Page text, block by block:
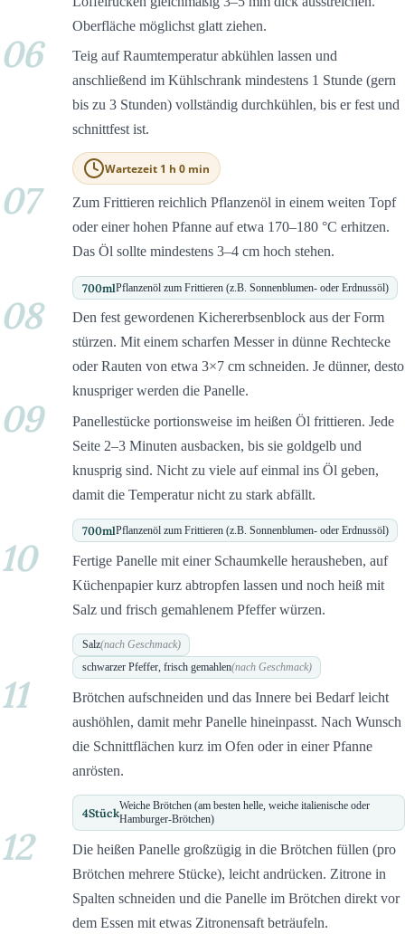
Oberfläche möglichst glatt ziehen.
06
Teig auf Raumtemperatur abkühlen lassen und
anschließend im Kühlschrank mindestens 1 Stunde (gern
bis zu 3 Stunden) vollständig durchkühlen, bis er fest und
schnittfest ist.
Wartezeit 1 h 0 min
07
Zum Frittieren reichlich Pflanzenöl in einem weiten Topf
oder einer hohen Pfanne auf etwa 170–180 °C erhitzen.
Das Öl sollte mindestens 3–4 cm hoch stehen.
700mlPflanzenöl zum Frittieren (z.B. Sonnenblumen- oder Erdnussöl)
08
Den fest gewordenen Kichererbsenblock aus der Form
stürzen. Mit einem scharfen Messer in dünne Rechtecke
oder Rauten von etwa 3×7 cm schneiden. Je dünner, desto
knuspriger werden die Panelle.
09
Panellestücke portionsweise im heißen Öl frittieren. Jede
Seite 2–3 Minuten ausbacken, bis sie goldgelb und
knusprig sind. Nicht zu viele auf einmal ins Öl geben,
damit die Temperatur nicht zu stark abfällt.
700mlPflanzenöl zum Frittieren (z.B. Sonnenblumen- oder Erdnussöl)
10
Fertige Panelle mit einer Schaumkelle herausheben, auf
Küchenpapier kurz abtropfen lassen und noch heiß mit
Salz und frisch gemahlenem Pfeffer würzen.
Salz(nach Geschmack)
schwarzer Pfeffer, frisch gemahlen(nach Geschmack)
11
Brötchen aufschneiden und das Innere bei Bedarf leicht
aushöhlen, damit mehr Panelle hineinpasst. Nach Wunsch
die Schnittflächen kurz im Ofen oder in einer Pfanne
anrösten.
4StückWeiche Brötchen (am besten helle, weiche italienische oder
Hamburger-Brötchen)
12
Die heißen Panelle großzügig in die Brötchen füllen (pro
Brötchen mehrere Stücke), leicht andrücken. Zitrone in
Spalten schneiden und die Panelle im Brötchen direkt vor
dem Essen mit etwas Zitronensaft beträufeln.